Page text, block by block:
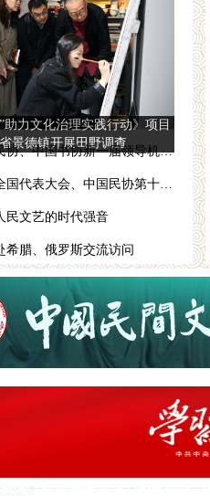
助力文化治理实践行动》项目
景德镇开展田野调查
中国书协新一届领导机构产生
国代表大会、中国书协第九次全国代表大会在京召开 李书磊出席开幕式并讲话
文艺的时代强音
希腊、俄罗斯交流访问